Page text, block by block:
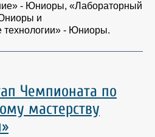
- Юниоры, «Лабораторный
и
технологии» - Юниоры.
Чемпионата по
мастерству